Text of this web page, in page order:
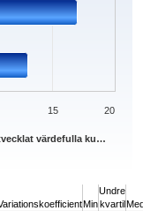
värdefulla ku…
15 20
Min
Undre
kvartil